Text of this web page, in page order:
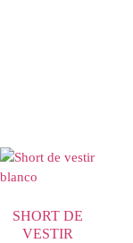
SHORT DE
VESTIR